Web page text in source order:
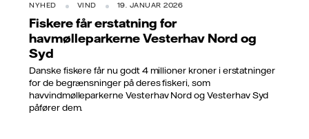
NYHED VIND 19. JANUAR 2026
Fiskere får erstatning for
havmølleparkerne Vesterhav Nord og
Syd
Danske fiskere får nu godt 4 millioner kroner i erstatninger
for de begrænsninger på deres fiskeri, som
havvindmølleparkerne Vesterhav Nord og Vesterhav Syd
påfører dem.